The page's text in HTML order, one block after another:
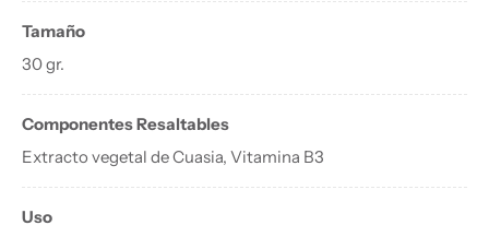
Tamaño
30 gr.
Componentes Resaltables
Extracto vegetal de Cuasia, Vitamina B3
Uso